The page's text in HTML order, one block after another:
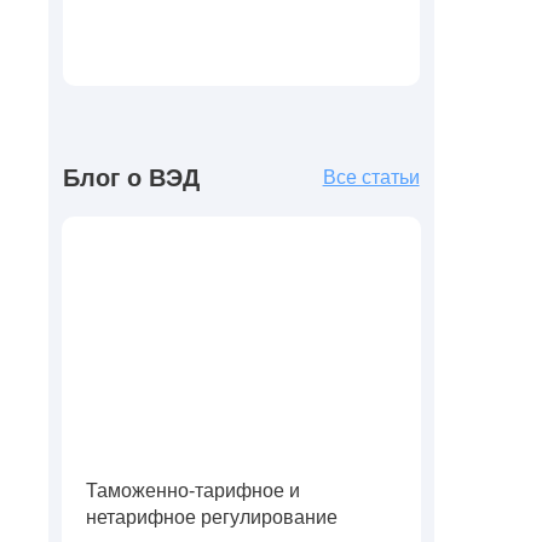
Все статьи
Блог о ВЭД
Таможенно-тарифное и
нетарифное регулирование